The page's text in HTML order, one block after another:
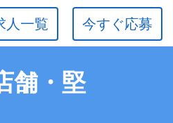
今すぐ応募
人一覧
舗・堅